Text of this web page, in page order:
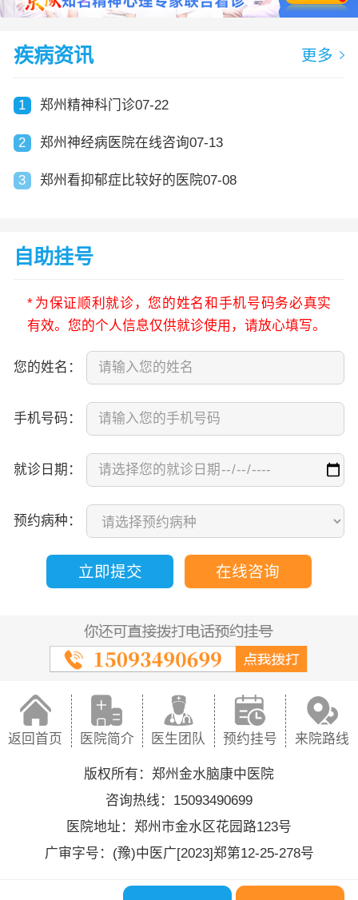
疾病资讯 更多
1 郑州精神科门诊07-22
2 郑州神经病医院在线咨询07-13
3 郑州看抑郁症比较好的医院07-08
自助挂号
* 为保证顺利就诊，您的姓名和手机号码务必真实
有效。您的个人信息仅供就诊使用，请放心填写。
您的姓名：
手机号码：
就诊日期：
预约病种：
立即提交 在线咨询
返回首页 医院简介 医生团队 预约挂号 来院路线
版权所有：郑州金水脑康中医院
咨询热线：15093490699
医院地址：郑州市金水区花园路123号
广审字号：(豫)中医广[2023]郑第12-25-278号